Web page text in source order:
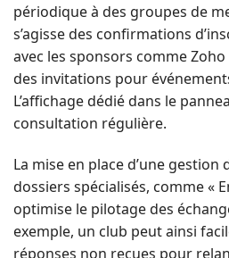
périodique à des groupes de
s’agisse des confirmations
avec les sponsors comme
des invitations pour
L’affichage dédié dans le
consultation régulière.
La mise en place d’une gestion
dossiers spécialisés, comme «
optimise le pilotage des
exemple, un club peut ainsi
réponses non reçues pour